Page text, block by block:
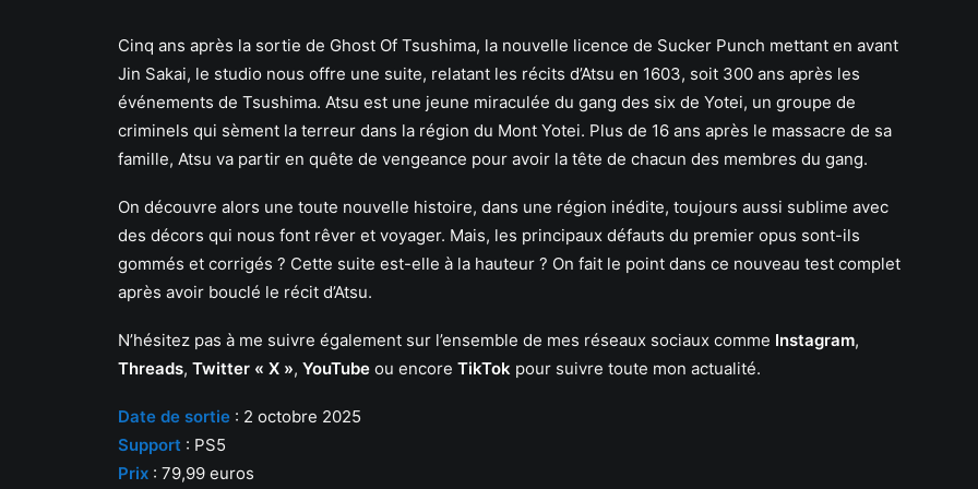
Cinq ans après la sortie de Ghost Of Tsushima, la nouvelle licence de Sucker Punch mettant en avant
Jin Sakai, le studio nous offre une suite, relatant les récits d’Atsu en 1603, soit 300 ans après les
événements de Tsushima. Atsu est une jeune miraculée du gang des six de Yotei, un groupe de
criminels qui sèment la terreur dans la région du Mont Yotei. Plus de 16 ans après le massacre de sa
famille, Atsu va partir en quête de vengeance pour avoir la tête de chacun des membres du gang.
On découvre alors une toute nouvelle histoire, dans une région inédite, toujours aussi sublime avec
des décors qui nous font rêver et voyager. Mais, les principaux défauts du premier opus sont-ils
gommés et corrigés ? Cette suite est-elle à la hauteur ? On fait le point dans ce nouveau test complet
après avoir bouclé le récit d’Atsu.
N’hésitez pas à me suivre également sur l’ensemble de mes réseaux sociaux comme Instagram,
Threads, Twitter « X », YouTube ou encore TikTok pour suivre toute mon actualité.
Date de sortie : 2 octobre 2025
Support : PS5
Prix : 79,99 euros